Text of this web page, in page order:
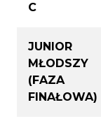
C
JUNIOR
MŁODSZY
(FAZA
FINAŁOWA)